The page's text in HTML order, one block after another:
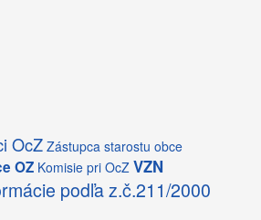
OcZ Zástupca starostu obce
OZ Komisie pri OcZ VZN
podľa z.č.211/2000